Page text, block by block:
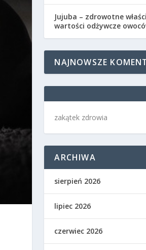
Jujuba – zdrowotne
wartości odżywcze
NAJNOWSZE
zakątek zdrowia
ARCHIWA
sierpień 2026
lipiec 2026
czerwiec 2026